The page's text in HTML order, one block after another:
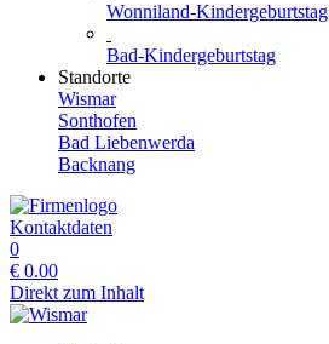
Wonniland-Kindergeburtstag
Bad-Kindergeburtstag
Standorte
Wismar
Sonthofen
Bad Liebenwerda
Backnang
Kontaktdaten
0
€ 0.00
Direkt zum Inhalt